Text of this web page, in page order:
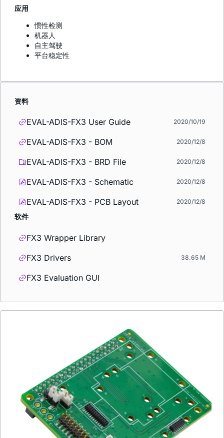
应用
惯性检测
机器人
自主驾驶
平台稳定性
资料
EVAL-ADIS-FX3 User Guide 2020/10/19
EVAL-ADIS-FX3 - BOM 2020/12/8
EVAL-ADIS-FX3 - BRD File 2020/12/8
EVAL-ADIS-FX3 - Schematic 2020/12/8
EVAL-ADIS-FX3 - PCB Layout 2020/12/8
软件
FX3 Wrapper Library
FX3 Drivers
38.65 M
FX3 Evaluation GUI